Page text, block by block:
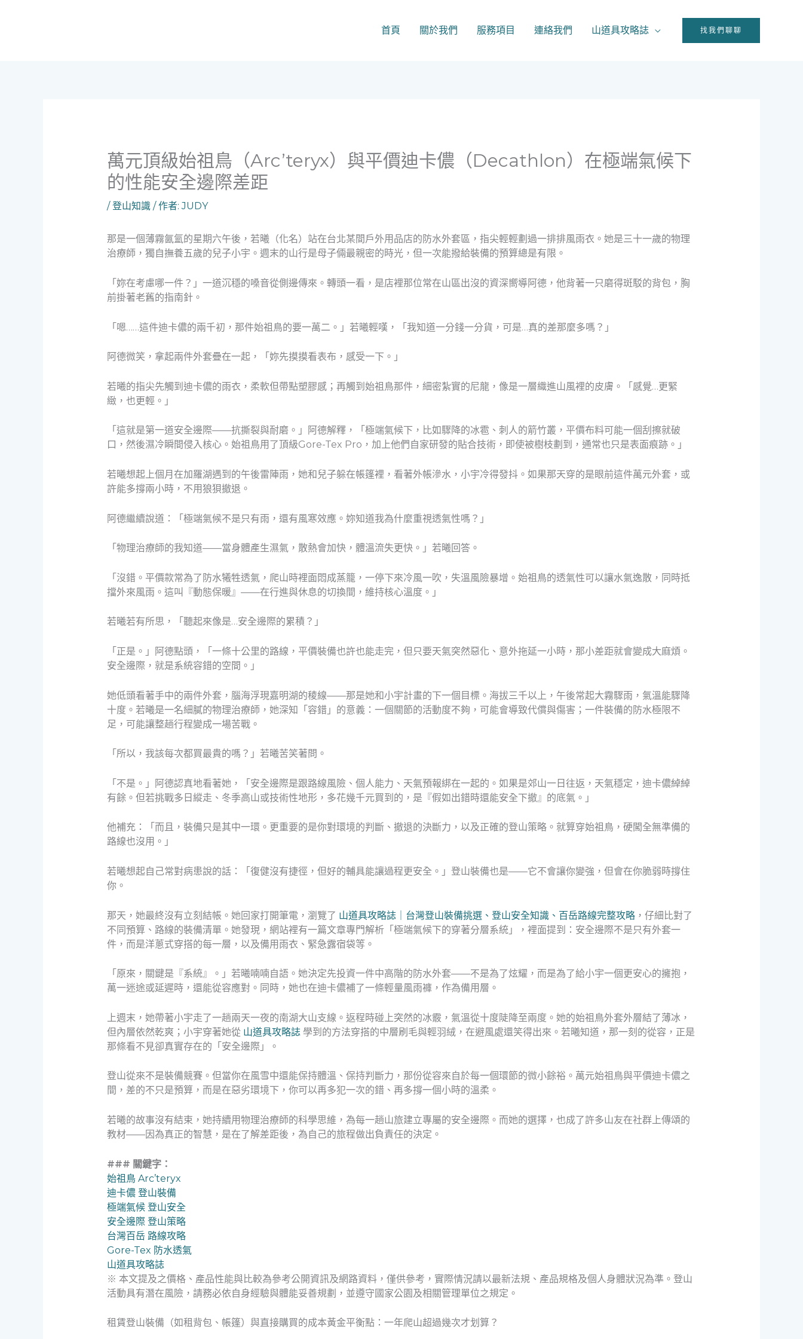
首頁 關於我們 服務項目 連絡我們 山道具攻略誌 找我們聊聊
萬元頂級始祖鳥（Arc’teryx）與平價迪卡儂（Decathlon）在極端氣候下
的性能安全邊際差距
/登山知識/ 作者:JUDY
那是一個薄霧氤氳的星期六午後，若曦（化名）站在台北某間戶外用品店的防水外套區，指尖輕輕劃過一排排風雨衣。她是三十一歲的物理
治療師，獨自撫養五歲的兒子小宇。週末的山行是母子倆最親密的時光，但一次能撥給裝備的預算總是有限。
「妳在考慮哪一件？」一道沉穩的嗓音從側邊傳來。轉頭一看，是店裡那位常在山區出沒的資深嚮導阿德，他背著一只磨得斑駁的背包，胸
前掛著老舊的指南針。
「嗯……這件迪卡儂的兩千初，那件始祖鳥的要一萬二。」若曦輕嘆，「我知道一分錢一分貨，可是…真的差那麼多嗎？」
阿德微笑，拿起兩件外套疊在一起，「妳先摸摸看表布，感受一下。」
若曦的指尖先觸到迪卡儂的雨衣，柔軟但帶點塑膠感；再觸到始祖鳥那件，細密紮實的尼龍，像是一層織進山風裡的皮膚。「感覺…更緊
緻，也更輕。」
「這就是第一道安全邊際——抗撕裂與耐磨。」阿德解釋，「極端氣候下，比如驟降的冰雹、刺人的箭竹叢，平價布料可能一個刮擦就破
口，然後濕冷瞬間侵入核心。始祖鳥用了頂級Gore-Tex Pro，加上他們自家研發的貼合技術，即使被樹枝劃到，通常也只是表面痕跡。」
若曦想起上個月在加羅湖遇到的午後雷陣雨，她和兒子躲在帳篷裡，看著外帳滲水，小宇冷得發抖。如果那天穿的是眼前這件萬元外套，或
許能多撐兩小時，不用狼狽撤退。
阿德繼續說道：「極端氣候不是只有雨，還有風寒效應。妳知道我為什麼重視透氣性嗎？」
「物理治療師的我知道——當身體產生濕氣，散熱會加快，體溫流失更快。」若曦回答。
「沒錯。平價款常為了防水犧牲透氣，爬山時裡面悶成蒸籠，一停下來冷風一吹，失溫風險暴增。始祖鳥的透氣性可以讓水氣逸散，同時抵
擋外來風雨。這叫『動態保暖』——在行進與休息的切換間，維持核心溫度。」
若曦若有所思，「聽起來像是…安全邊際的累積？」
「正是。」阿德點頭，「一條十公里的路線，平價裝備也許也能走完，但只要天氣突然惡化、意外拖延一小時，那小差距就會變成大麻煩。
安全邊際，就是系統容錯的空間。」
她低頭看著手中的兩件外套，腦海浮現嘉明湖的稜線——那是她和小宇計畫的下一個目標。海拔三千以上，午後常起大霧驟雨，氣溫能驟降
十度。若曦是一名細膩的物理治療師，她深知「容錯」的意義：一個關節的活動度不夠，可能會導致代償與傷害；一件裝備的防水極限不
足，可能讓整趟行程變成一場苦戰。
「所以，我該每次都買最貴的嗎？」若曦苦笑著問。
「不是。」阿德認真地看著她，「安全邊際是跟路線風險、個人能力、天氣預報綁在一起的。如果是郊山一日往返，天氣穩定，迪卡儂綽綽
有餘。但若挑戰多日縱走、冬季高山或技術性地形，多花幾千元買到的，是『假如出錯時還能安全下撤』的底氣。」
他補充：「而且，裝備只是其中一環。更重要的是你對環境的判斷、撤退的決斷力，以及正確的登山策略。就算穿始祖鳥，硬闖全無準備的
路線也沒用。」
若曦想起自己常對病患說的話：「復健沒有捷徑，但好的輔具能讓過程更安全。」登山裝備也是——它不會讓你變強，但會在你脆弱時撐住
你。
那天，她最終沒有立刻結帳。她回家打開筆電，瀏覽了 山道具攻略誌｜台灣登山裝備挑選、登山安全知識、百岳路線完整攻略，仔細比對了
不同預算、路線的裝備清單。她發現，網站裡有一篇文章專門解析「極端氣候下的穿著分層系統」，裡面提到：安全邊際不是只有外套一
件，而是洋蔥式穿搭的每一層，以及備用雨衣、緊急露宿袋等。
「原來，關鍵是『系統』。」若曦喃喃自語。她決定先投資一件中高階的防水外套——不是為了炫耀，而是為了給小宇一個更安心的擁抱，
萬一迷途或延遲時，還能從容應對。同時，她也在迪卡儂補了一條輕量風雨褲，作為備用層。
上週末，她帶著小宇走了一趟兩天一夜的南湖大山支線。返程時碰上突然的冰霰，氣溫從十度陡降至兩度。她的始祖鳥外套外層結了薄冰，
但內層依然乾爽；小宇穿著她從 山道具攻略誌學到的方法穿搭的中層刷毛與輕羽絨，在避風處還笑得出來。若曦知道，那一刻的從容，正是
那條看不見卻真實存在的「安全邊際」。
登山從來不是裝備競賽。但當你在風雪中還能保持體溫、保持判斷力，那份從容來自於每一個環節的微小餘裕。萬元始祖鳥與平價迪卡儂之
間，差的不只是預算，而是在惡劣環境下，你可以再多犯一次的錯、再多撐一個小時的溫柔。
若曦的故事沒有結束，她持續用物理治療師的科學思維，為每一趟山旅建立專屬的安全邊際。而她的選擇，也成了許多山友在社群上傳頌的
教材——因為真正的智慧，是在了解差距後，為自己的旅程做出負責任的決定。
### 關鍵字：
始祖鳥 Arc’teryx
迪卡儂 登山裝備
極端氣候 登山安全
安全邊際 登山策略
台灣百岳 路線攻略
Gore-Tex 防水透氣
山道具攻略誌
※ 本文提及之價格、產品性能與比較為參考公開資訊及網路資料，僅供參考，實際情況請以最新法規、產品規格及個人身體狀況為準。登山
活動具有潛在風險，請務必依自身經驗與體能妥善規劃，並遵守國家公園及相關管理單位之規定。
租賃登山裝備（如租背包、帳篷）與直接購買的成本黃金平衡點：一年爬山超過幾次才划算？